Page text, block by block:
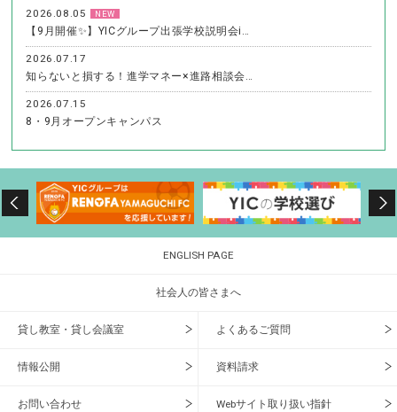
2026.08.05 NEW
【9月開催✨】YICグループ出張学校説明会i…
2026.07.17
知らないと損する！進学マネー×進路相談会…
2026.07.15
8・9月オープンキャンパス
ENGLISH PAGE
社会人の皆さまへ
貸し教室・貸し会議室 よくあるご質問
情報公開 資料請求
お問い合わせ Webサイト取り扱い指針